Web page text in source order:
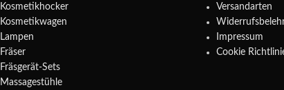
Kosmetikhocker
Kosmetikwagen
Lampen
Fräser
Fräsgerät-Sets
Massagestühle
Versandarten
Impressum
Cookie